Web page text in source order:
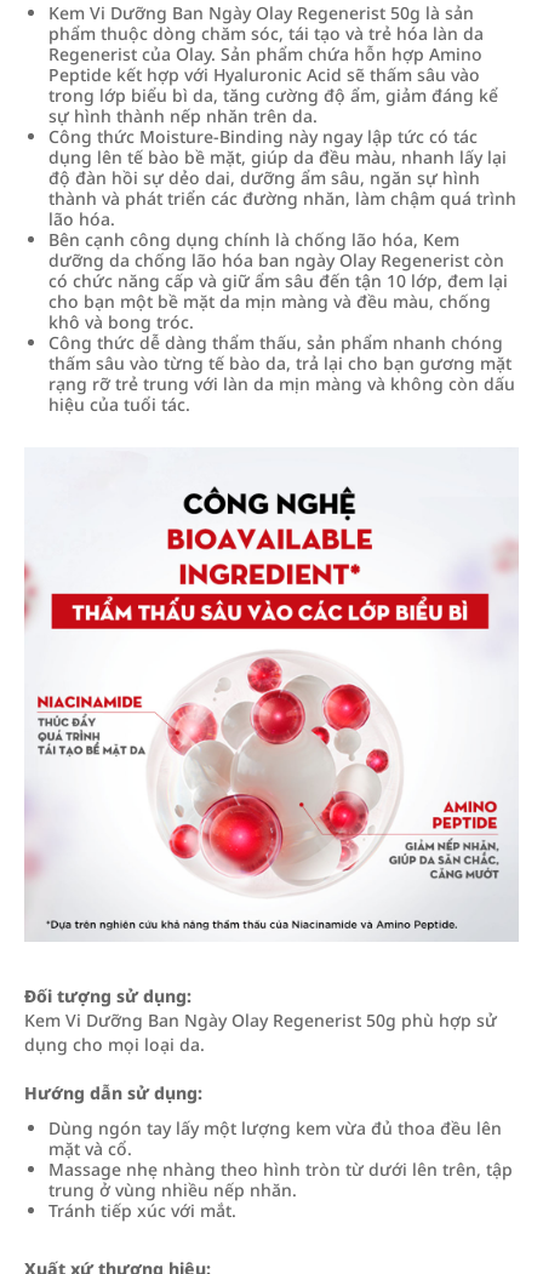
Kem Vi Dưỡng Ban Ngày Olay Regenerist 50g là sản
phẩm thuộc dòng chăm sóc, tái tạo và trẻ hóa làn da
Regenerist của Olay. Sản phẩm chứa hỗn hợp Amino
Peptide kết hợp với Hyaluronic Acid sẽ thấm sâu vào
trong lớp biểu bì da, tăng cường độ ẩm, giảm đáng kể
sự hình thành nếp nhăn trên da.
Công thức Moisture-Binding này ngay lập tức có tác
dụng lên tế bào bề mặt, giúp da đều màu, nhanh lấy lại
độ đàn hồi sự dẻo dai, dưỡng ẩm sâu, ngăn sự hình
thành và phát triển các đường nhăn, làm chậm quá trình
lão hóa.
Bên cạnh công dụng chính là chống lão hóa, Kem
dưỡng da chống lão hóa ban ngày Olay Regenerist còn
có chức năng cấp và giữ ẩm sâu đến tận 10 lớp, đem lại
cho bạn một bề mặt da mịn màng và đều màu, chống
khô và bong tróc.
Công thức dễ dàng thẩm thấu, sản phẩm nhanh chóng
thấm sâu vào từng tế bào da, trả lại cho bạn gương mặt
rạng rỡ trẻ trung với làn da mịn màng và không còn dấu
hiệu của tuổi tác.
Đối tượng sử dụng:
Kem Vi Dưỡng Ban Ngày Olay Regenerist 50g phù hợp sử
dụng cho mọi loại da.
Hướng dẫn sử dụng:
Dùng ngón tay lấy một lượng kem vừa đủ thoa đều lên
mặt và cổ.
Massage nhẹ nhàng theo hình tròn từ dưới lên trên, tập
trung ở vùng nhiều nếp nhăn.
Tránh tiếp xúc với mắt.
Xuất xứ thương hiệu: